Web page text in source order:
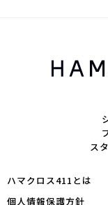
ス
ハマクロス411とは
個人情報保護方針